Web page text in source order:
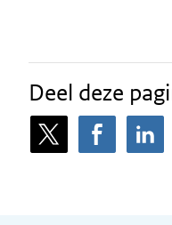
Deel deze